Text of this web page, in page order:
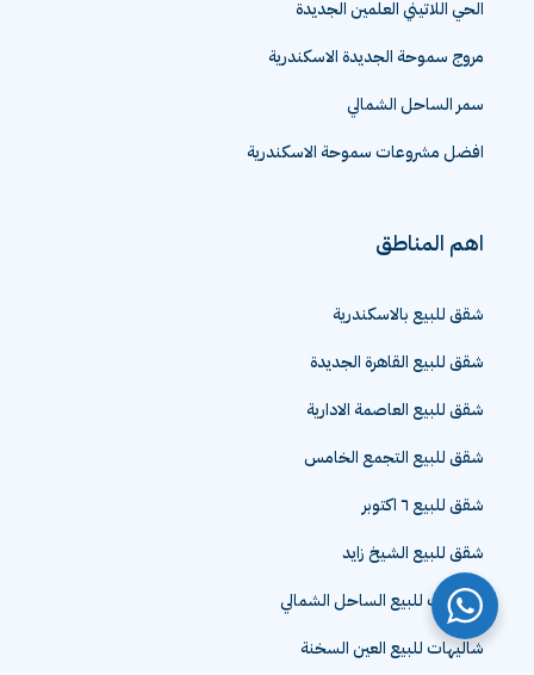
الحي اللاتيني العلمين الجديدة
مروج سموحة الجديدة الاسكندرية
سمر الساحل الشمالي
افضل مشروعات سموحة الاسكندرية
اهم المناطق
شقق للبيع بالاسكندرية
شقق للبيع القاهرة الجديدة
شقق للبيع العاصمة الادارية
شقق للبيع التجمع الخامس
شقق للبيع ٦ اكتوبر
شقق للبيع الشيخ زايد
شاليهات للبيع الساحل الشمالي
شاليهات للبيع العين السخنة